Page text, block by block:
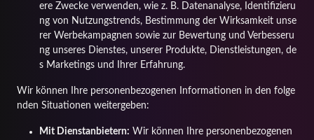
ere Zwecke verwenden, wie z. B. Datenanalyse, Identifizieru
ng von Nutzungstrends, Bestimmung der Wirksamkeit unse
rer Werbekampagnen sowie zur Bewertung und Verbesseru
ng unseres Dienstes, unserer Produkte, Dienstleistungen, de
s Marketings und Ihrer Erfahrung.
Wir können Ihre personenbezogenen Informationen in den folge
nden Situationen weitergeben:
Mit Dienstanbietern: Wir können Ihre personenbezogenen